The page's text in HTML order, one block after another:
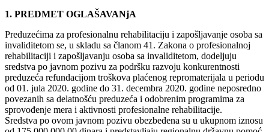
1. PREDMET OGLAŠAVANjA
Preduzećima za profesionalnu rehabilitaciju i zapošljavanje osoba sa
invaliditetom se, u skladu sa članom 41. Zakona o profesionalnoj
rehabilitaciji i zapošljavanju osoba sa invaliditetom, dodeljuju
sredstva po javnom pozivu za podršku razvoju konkurentnosti
preduzeća refundacijom troškova plaćenog repromaterijala u periodu
od 01. jula 2020. godine do 31. decembra 2020. godine neposredno
povezanih sa delatnošću preduzeća i odobrenim programima za
sprovođenje mera i aktivnosti profesionalne rehabilitacije.
Sredstva po ovom javnom pozivu obezbeđena su u ukupnom iznosu